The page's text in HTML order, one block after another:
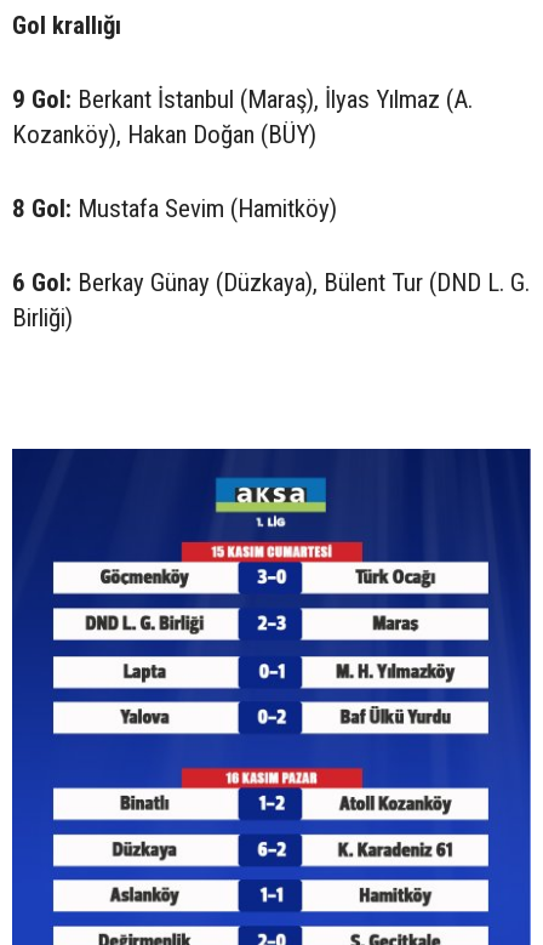
Gol krallığı
9 Gol: Berkant İstanbul (Maraş), İlyas Yılmaz (A.
Kozanköy), Hakan Doğan (BÜY)
8 Gol: Mustafa Sevim (Hamitköy)
6 Gol: Berkay Günay (Düzkaya), Bülent Tur (DND L. G.
Birliği)